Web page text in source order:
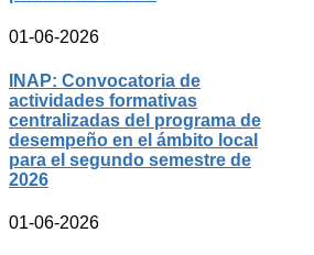
01-06-2026
INAP: Convocatoria de
actividades formativas
centralizadas del programa de
desempeño en el ámbito local
para el segundo semestre de
2026
01-06-2026